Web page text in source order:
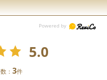
5.0
：3件